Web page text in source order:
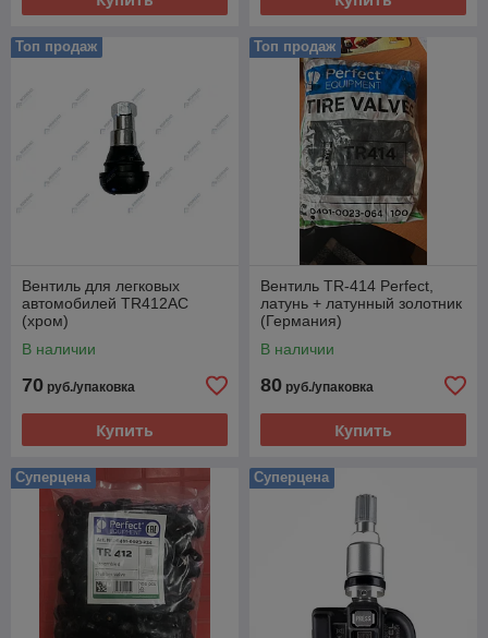
Топ продаж
Вентиль для легковых
автомобилей TR412AC
(хром)
В наличии
70 руб./упаковка
Купить
Топ продаж
Вентиль TR-414 Perfect,
латунь + латунный золотник
(Германия)
В наличии
80 руб./упаковка
Купить
Суперцена Суперцена